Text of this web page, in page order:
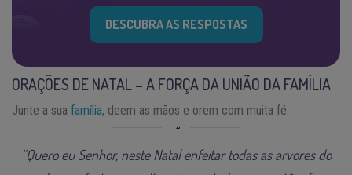
DESCUBRA AS RESPOSTAS
ORAÇÕES DE NATAL – A FORÇA DA UNIÃO DA FAMÍLIA
Junte a sua família, deem as mãos e orem com muita fé:
“Quero eu Senhor, neste Natal enfeitar todas as arvores do